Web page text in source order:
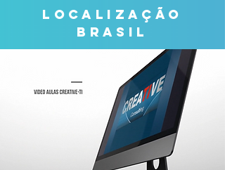
localização
brasil